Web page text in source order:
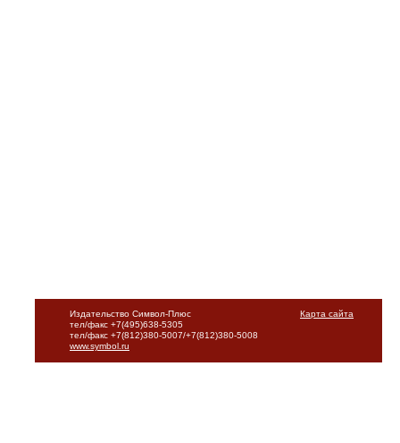
Карта сайта
Издательство Символ-Плюс
тел/факс +7(495)638-5305
тел/факс +7(812)380-5007/+7(812)380-5008
www.symbol.ru